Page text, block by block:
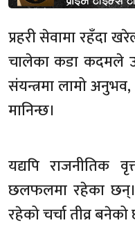
प्रहरी सेवामा रहँदा
चालेका कडा कदमले
संयन्त्रमा लामो अनुभव,
मानिन्छ।
यद्यपि राजनीतिक
छलफलमा रहेका छन्।
रहेको चर्चा तीव्र बनेको